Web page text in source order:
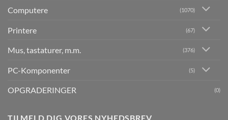
Computere (1070)
Printere (67)
Mus, tastaturer, m.m. (376)
PC-Komponenter (5)
OPGRADERINGER (0)
TILMELD DIG VORES NYHEDSBREV